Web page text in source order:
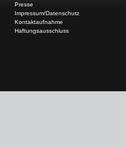
Presse
Impressum/Datenschutz
Kontaktaufnahme
Haftungsausschluss